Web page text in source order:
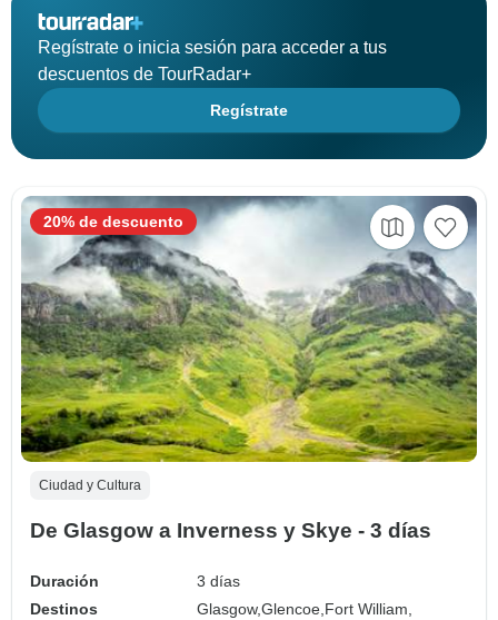
Regístrate o inicia sesión para acceder a tus
descuentos de TourRadar+
Regístrate
Ciudad y Cultura
De Glasgow a Inverness y Skye - 3 días
Duración
3 días
Destinos
Glasgow,Glencoe,Fort William,
20% de descuento